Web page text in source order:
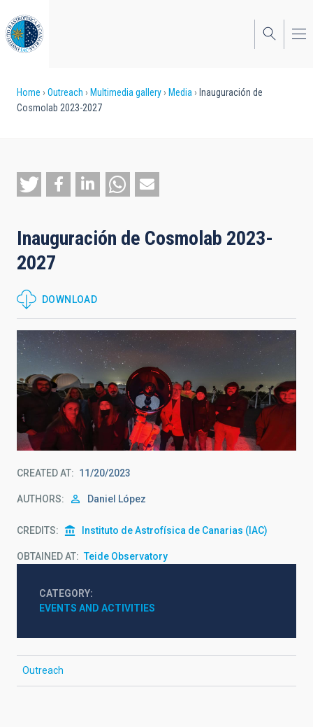
to
main
content
Breadcrumb
Home Outreach Multimedia gallery Media
Inauguración de
Cosmolab 2023-2027
Inauguración de Cosmolab 2023-
2027
DOWNLOAD
CREATED AT 11/20/2023
AUTHORS Daniel López
CREDITS Instituto de Astrofísica de Canarias (IAC)
OBTAINED AT Teide Observatory
CATEGORY
EVENTS AND ACTIVITIES
Outreach